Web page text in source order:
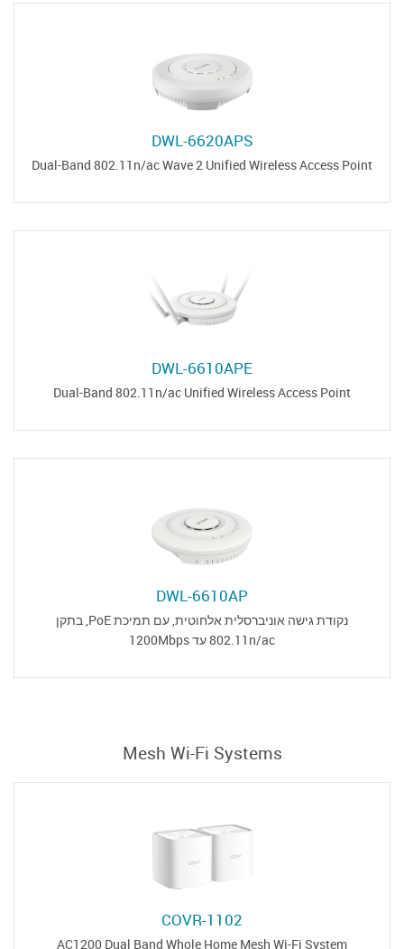
DWL-6620APS
Dual-Band 802.11n/ac Wave 2 Unified Wireless Access Point
DWL-6610APE
Dual-Band 802.11n/ac Unified Wireless Access Point
DWL-6610AP
נקודת גישה אוניברסלית אלחוטית, עם תמיכת PoE, בתקן
802.11n/ac עד 1200Mbps
Mesh Wi-Fi Systems
COVR-1102
AC1200 Dual Band Whole Home Mesh Wi-Fi System